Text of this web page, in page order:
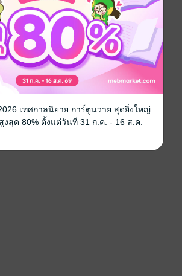
เทศกาลนิยาย การ์ตูนวาย สุดยิ่งใหญ่
สุด 80% ตั้งแต่วันที่ 31 ก.ค. - 16 ส.ค.